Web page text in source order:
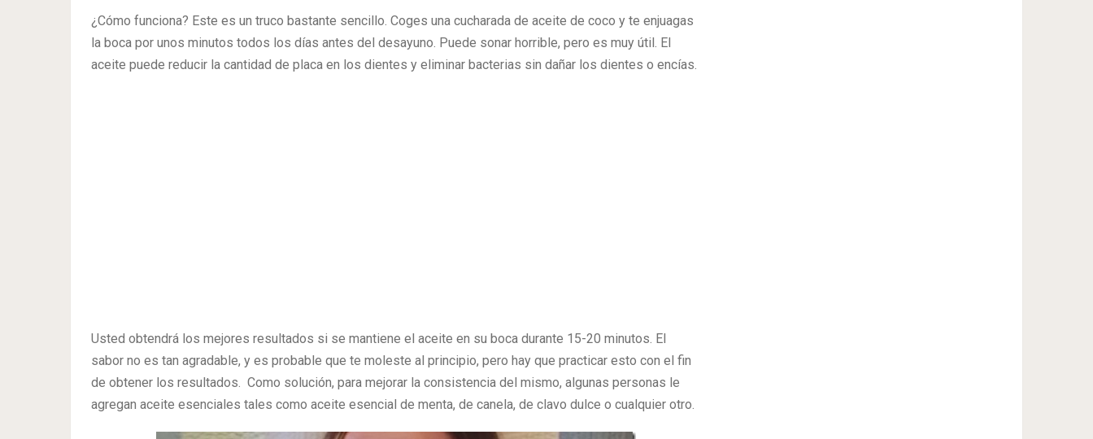
¿Cómo funciona? Este es un truco bastante sencillo. Coges una cucharada de aceite de coco y te enjuagas
la boca por unos minutos todos los días antes del desayuno. Puede sonar horrible, pero es muy útil. El
aceite puede reducir la cantidad de placa en los dientes y eliminar bacterias sin dañar los dientes o encías.
Usted obtendrá los mejores resultados si se mantiene el aceite en su boca durante 15-20 minutos. El
sabor no es tan agradable, y es probable que te moleste al principio, pero hay que practicar esto con el fin
de obtener los resultados. Como solución, para mejorar la consistencia del mismo, algunas personas le
agregan aceite esenciales tales como aceite esencial de menta, de canela, de clavo dulce o cualquier otro.